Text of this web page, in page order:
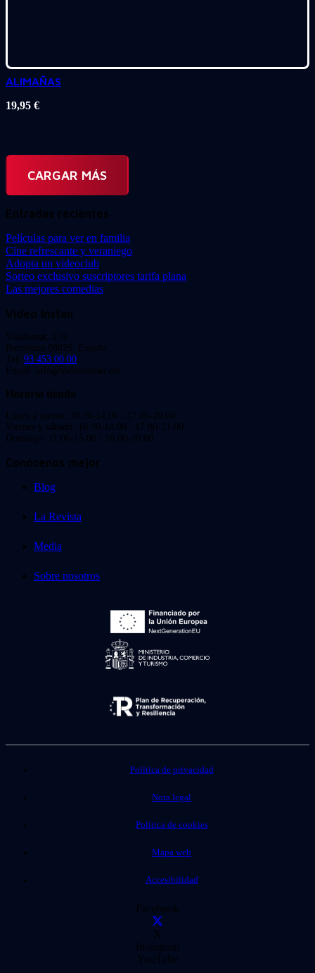
ALIMAÑAS
19,95 €
CARGAR MÁS
Entradas recientes
Películas para ver en familia
Cine refrescante y veraniego
Adopta un videoclub
Sorteo exclusivo suscriptores tarifa plana
Las mejores comedias
Video Instan
Viladomat, 239
Barcelona 08029. España.
Tel: 93 453 00 00
Email: info@videoinstan.net
Horario tienda
Lunes a jueves: 10:30-14:00 / 17:00-20:00
Viernes y sábado: 10:30-14:00 / 17:00-21:00
Domingo: 11:00-15:00 / 16:00-20:00
Conócenos mejor
Blog
La Revista
Media
Sobre nosotros
Política de privacidad
Nota legal
Política de cookies
Mapa web
Accesibilidad
Facebook
X
Instagram
YouTube